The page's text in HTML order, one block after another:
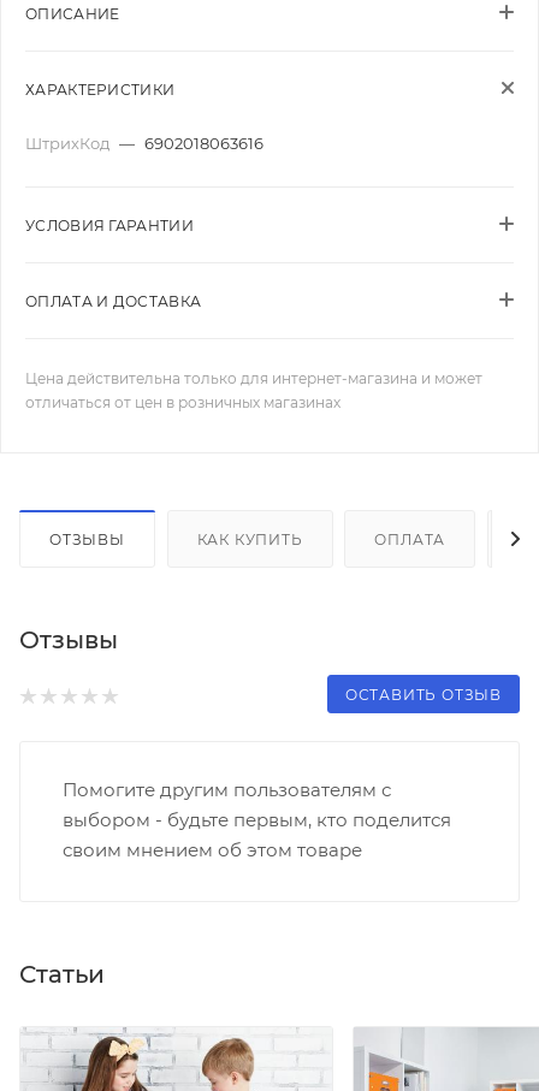
ОПИСАНИЕ
ХАРАКТЕРИСТИКИ
ШтрихКод — 6902018063616
УСЛОВИЯ ГАРАНТИИ
ОПЛАТА И ДОСТАВКА
Цена действительна только для интернет-магазина и может
отличаться от цен в розничных магазинах
ОТЗЫВЫ КАК КУПИТЬ ОПЛАТА
Отзывы
ОСТАВИТЬ ОТЗЫВ
Помогите другим пользователям с
выбором - будьте первым, кто поделится
своим мнением об этом товаре
Статьи